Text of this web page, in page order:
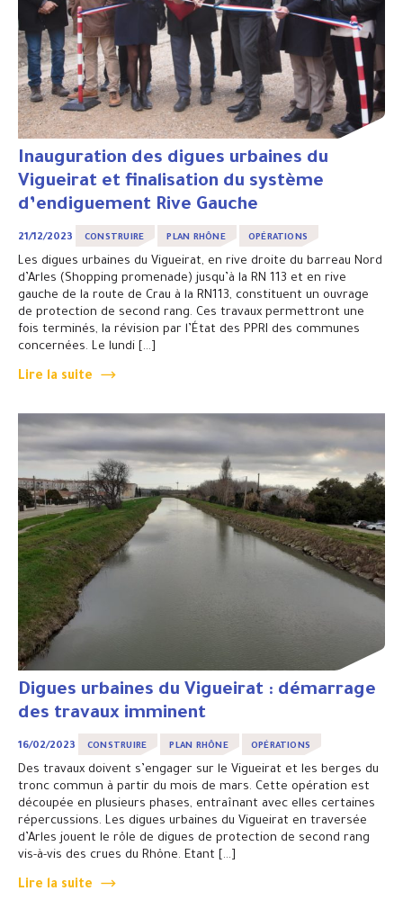
Inauguration des digues urbaines du
Vigueirat et finalisation du système
d’endiguement Rive Gauche
21/12/2023 CONSTRUIRE PLAN RHÔNE OPÉRATIONS
Les digues urbaines du Vigueirat, en rive droite du barreau Nord
d’Arles (Shopping promenade) jusqu’à la RN 113 et en rive
gauche de la route de Crau à la RN113, constituent un ouvrage
de protection de second rang. Ces travaux permettront une
fois terminés, la révision par l’État des PPRI des communes
concernées. Le lundi […]
Lire la suite
Digues urbaines du Vigueirat : démarrage
des travaux imminent
16/02/2023 CONSTRUIRE PLAN RHÔNE OPÉRATIONS
Des travaux doivent s’engager sur le Vigueirat et les berges du
tronc commun à partir du mois de mars. Cette opération est
découpée en plusieurs phases, entraînant avec elles certaines
répercussions. Les digues urbaines du Vigueirat en traversée
d’Arles jouent le rôle de digues de protection de second rang
vis-à-vis des crues du Rhône. Etant […]
Lire la suite